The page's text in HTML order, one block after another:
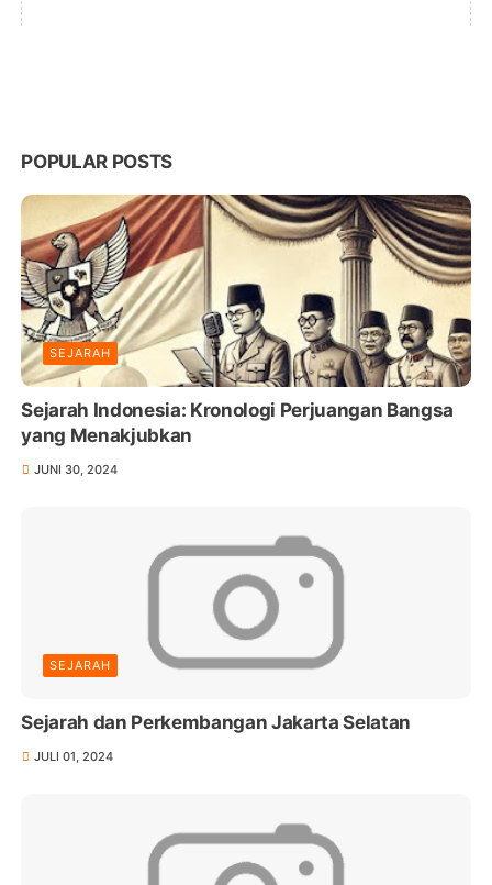
POPULAR POSTS
SEJARAH
Sejarah Indonesia: Kronologi Perjuangan Bangsa
yang Menakjubkan
JUNI 30, 2024
SEJARAH
Sejarah dan Perkembangan Jakarta Selatan
JULI 01, 2024